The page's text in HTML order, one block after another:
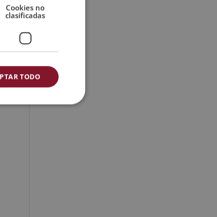
Cookies no
clasificadas
TODO